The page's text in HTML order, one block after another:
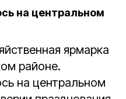
на центральном
ярмарка
районе.
на центральном